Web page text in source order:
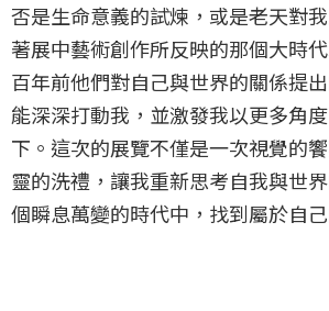
否是生命意義的試煉，或是老天對
著展中藝術創作所反映的那個大時
百年前他們對自己與世界的關係提
能深深打動我，並激發我以更多角
下。這次的展覽不僅是一次視覺的
靈的洗禮，讓我重新思考自我與世
個瞬息萬變的時代中，找到屬於自